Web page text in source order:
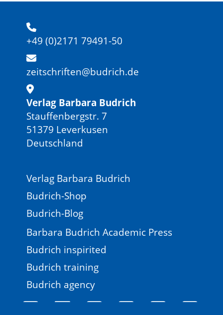
+49 (0)2171 79491-50
zeitschriften@budrich.de
Verlag Barbara Budrich
Stauffenbergstr. 7
51379 Leverkusen
Deutschland
Verlag Barbara Budrich
Budrich-Shop
Budrich-Blog
Barbara Budrich Academic Press
Budrich inspirited
Budrich training
Budrich agency